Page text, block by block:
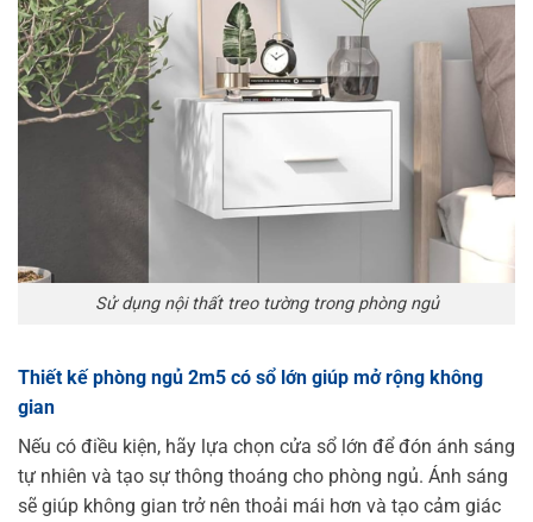
Sử dụng nội thất treo tường trong phòng ngủ
Thiết kế phòng ngủ 2m5 có sổ lớn giúp mở rộng không
gian
Nếu có điều kiện, hãy lựa chọn cửa sổ lớn để đón ánh sáng
tự nhiên và tạo sự thông thoáng cho phòng ngủ. Ánh sáng
sẽ giúp không gian trở nên thoải mái hơn và tạo cảm giác